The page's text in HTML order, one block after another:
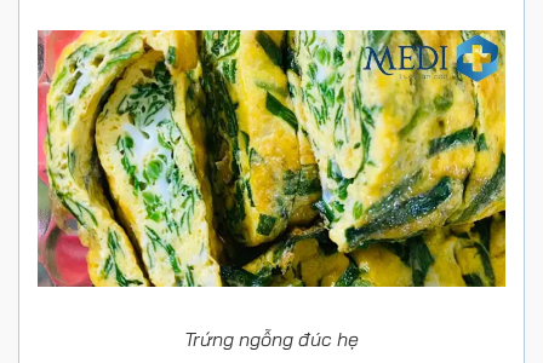
Trứng ngỗng đúc hẹ